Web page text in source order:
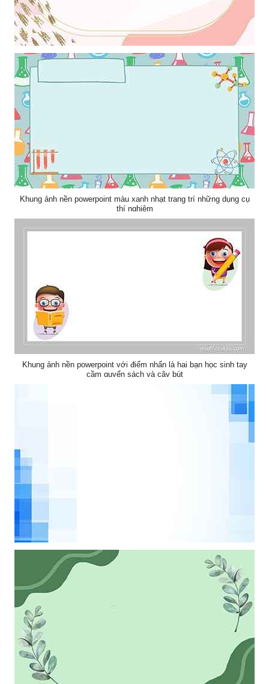
Khung ảnh nền powerpoint với hiệu ứng phối màu hồng đẹp
Khung ảnh nền powerpoint màu xanh nhạt trang trí những dụng cụ
thí nghiệm
Khung ảnh nền powerpoint với điểm nhấn là hai bạn học sinh tay
cầm quyển sách và cây bút
Mẫu thiết kế khung hình với hiệu ứng hình khối làm nền powerpoint